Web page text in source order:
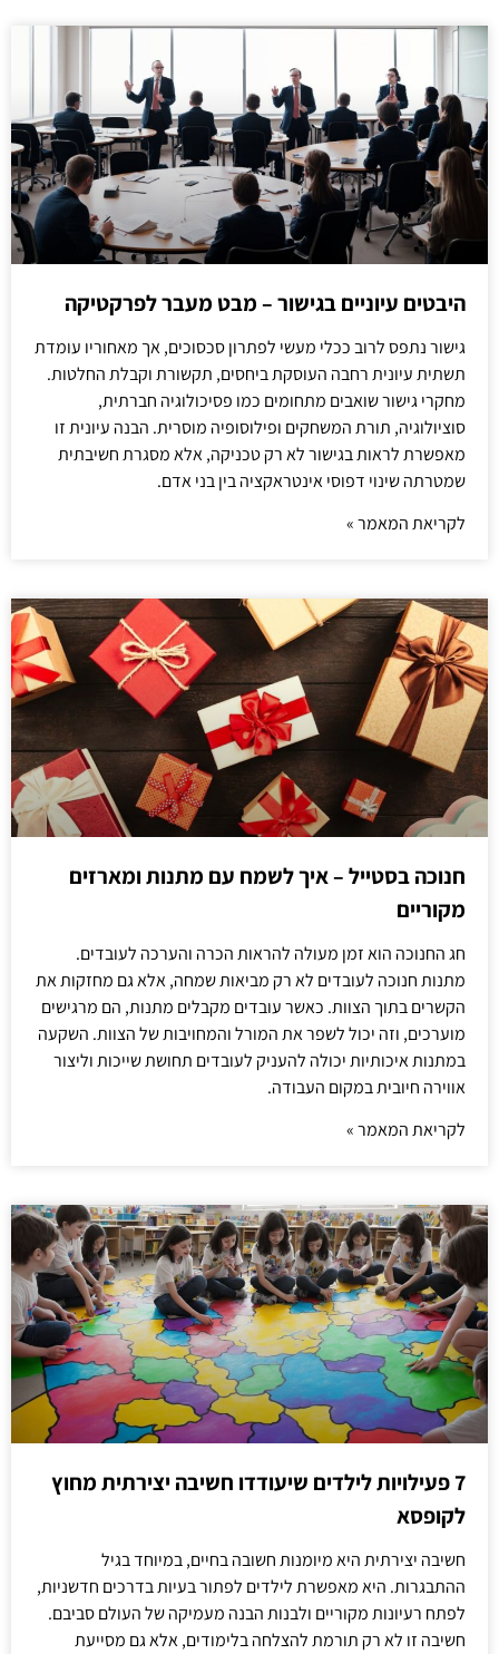
היבטים עיוניים בגישור – מבט מעבר לפרקטיקה
גישור נתפס לרוב ככלי מעשי לפתרון סכסוכים, אך מאחוריו עומדת
תשתית עיונית רחבה העוסקת ביחסים, תקשורת וקבלת החלטות.
מחקרי גישור שואבים מתחומים כמו פסיכולוגיה חברתית,
סוציולוגיה, תורת המשחקים ופילוסופיה מוסרית. הבנה עיונית זו
מאפשרת לראות בגישור לא רק טכניקה, אלא מסגרת חשיבתית
שמטרתה שינוי דפוסי אינטראקציה בין בני אדם.
לקריאת המאמר »
חנוכה בסטייל – איך לשמח עם מתנות ומארזים
מקוריים
חג החנוכה הוא זמן מעולה להראות הכרה והערכה לעובדים.
מתנות חנוכה לעובדים לא רק מביאות שמחה, אלא גם מחזקות את
הקשרים בתוך הצוות. כאשר עובדים מקבלים מתנות, הם מרגישים
מוערכים, וזה יכול לשפר את המורל והמחויבות של הצוות. השקעה
במתנות איכותיות יכולה להעניק לעובדים תחושת שייכות וליצור
אווירה חיובית במקום העבודה.
לקריאת המאמר »
7 פעילויות לילדים שיעודדו חשיבה יצירתית מחוץ
לקופסא
חשיבה יצירתית היא מיומנות חשובה בחיים, במיוחד בגיל
ההתבגרות. היא מאפשרת לילדים לפתור בעיות בדרכים חדשניות,
לפתח רעיונות מקוריים ולבנות הבנה מעמיקה של העולם סביבם.
חשיבה זו לא רק תורמת להצלחה בלימודים, אלא גם מסייעת